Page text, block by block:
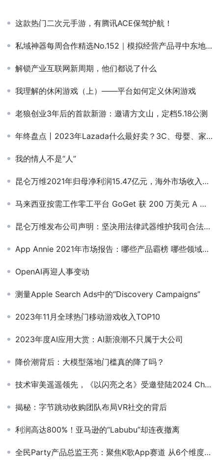
这款热门二次元手游，有腾讯ACE保驾护航！
私域神器每周合作精选No.152｜模拟经营产品寻中东地区代理发行；AI产品及H5精品游戏寻流量；海外短剧APP寻CPS合作
解锁产业互联网新周期，他们都说了什么
我理解的休闲游戏（上）——平台如何定义休闲游戏
老狼创业3年后的首款新游：邀请方文山，定档5.18公测
年终盘点丨2023年Lazada什么最好卖？3C、母婴、家电持续霸榜
我的情人不是“人”
昆仑万维2021年归母净利润15.47亿元，海外市场收入贡献达70%
马来西亚按需工作零工平台 GoGet 获 200 万美元 A 轮融资
昆仑万维发布公司声明：坚决用法律武器维护我司合法权益
App Annie 2021年市场报告：哪些产品霸榜 哪些领域暴涨
OpenAI再迎人事变动
测量Apple Search Ads中的“Discovery Campaigns”
2023年11月全球热门移动游戏收入TOP10
2023年度AI应用大赏：AI新浪潮不只属于大公司
降价潮背后：大模型落地门槛真的降了吗？
技术审美遥遥领先，《以闪亮之名》受邀登陆2024 ChinaJoy“鸿蒙原生游戏”展区
揭秘：字节跳动收购团队布局VR社交的背后
利润高达800%！亚马逊的“Labubu”却连夜撤离
全民Party产品总监王亮：聚焦K歌App赛道 从6个维度打磨出海产品力